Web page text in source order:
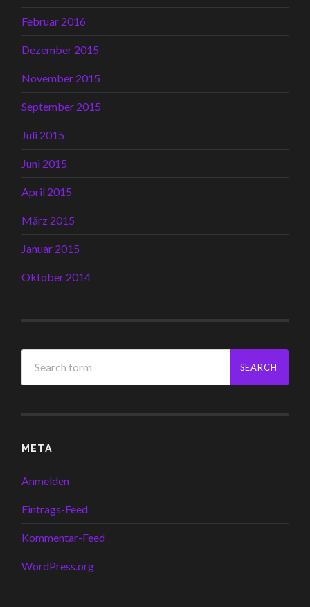
Februar 2016
Dezember 2015
November 2015
September 2015
Juli 2015
Juni 2015
April 2015
März 2015
Januar 2015
Oktober 2014
META
Anmelden
Eintrags-Feed
Kommentar-Feed
WordPress.org